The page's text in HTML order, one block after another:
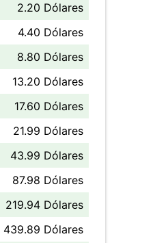
2.20 Dólares
4.40 Dólares
8.80 Dólares
13.20 Dólares
17.60 Dólares
21.99 Dólares
43.99 Dólares
87.98 Dólares
219.94 Dólares
439.89 Dólares